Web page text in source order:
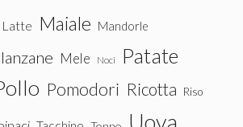
Latte Maiale Mandorle
Mele Noci Patate
Pomodori Ricotta Riso